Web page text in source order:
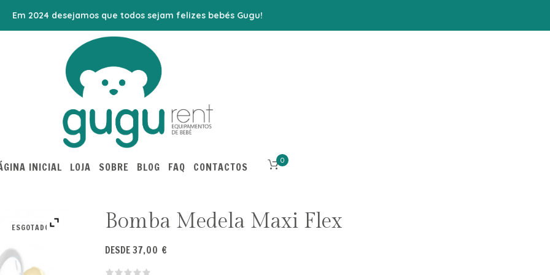
Em 2024 desejamos que todos sejam felizes bebés Gugu!
0
INICIAL LOJA SOBRE BLOG FAQ CONTACTOS
ESGOTADO Bomba Medela Maxi Flex
DESDE 37,00 €